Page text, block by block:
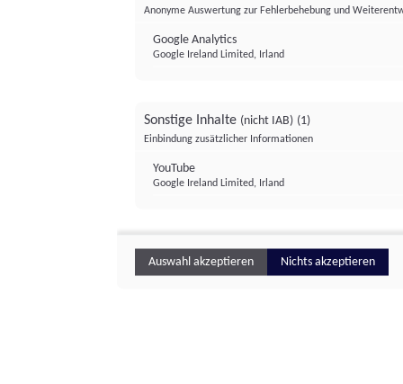
Anonyme Auswertung zur Fehlerbehebung und
Google Analytics
Google Ireland Limited, Irland
Sonstige Inhalte (nicht IAB) (1)
Einbindung zusätzlicher Informationen
YouTube
Google Ireland Limited, Irland
Auswahl akzeptieren Nichts akzeptieren